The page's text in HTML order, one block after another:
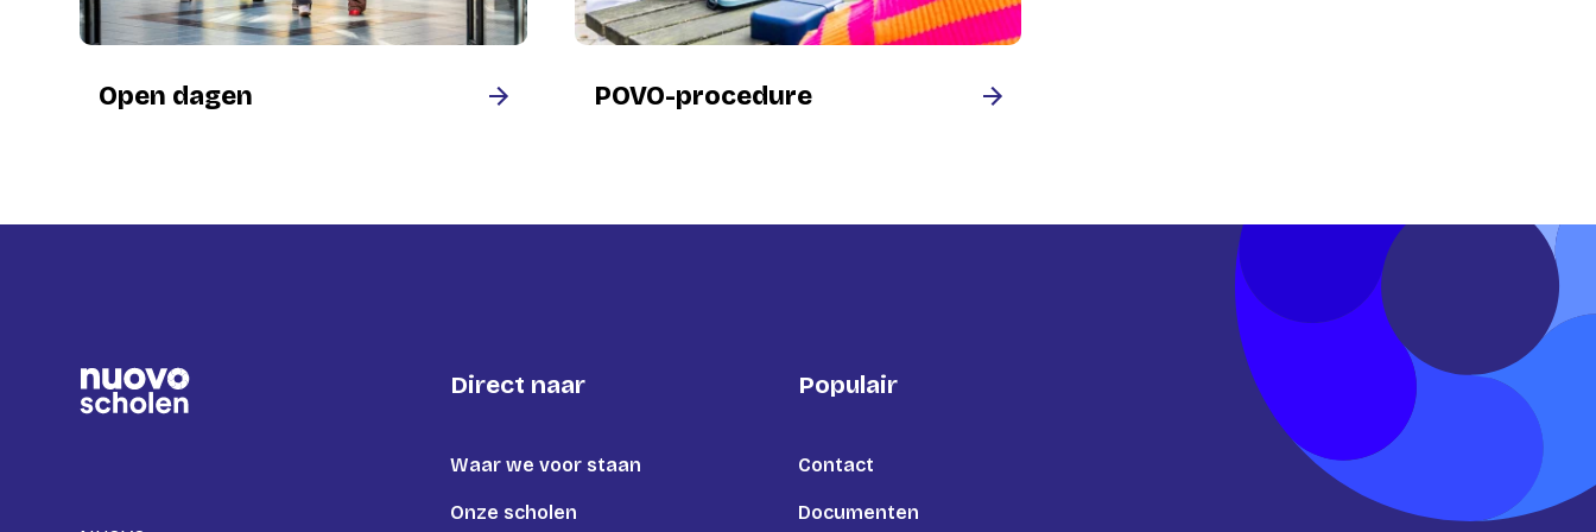
Open dagen POVO-procedure
Direct naar
Waar we voor staan
Onze scholen
Populair
Contact
Documenten